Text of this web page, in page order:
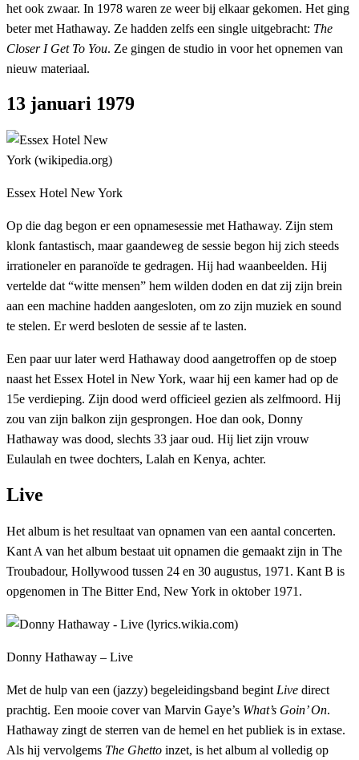
het ook zwaar. In 1978 waren ze weer bij elkaar gekomen. Het ging
beter met Hathaway. Ze hadden zelfs een single uitgebracht: The
Closer I Get To You. Ze gingen de studio in voor het opnemen van
nieuw materiaal.
13 januari 1979
Essex Hotel New York
Op die dag begon er een opnamesessie met Hathaway. Zijn stem
klonk fantastisch, maar gaandeweg de sessie begon hij zich steeds
irrationeler en paranoïde te gedragen. Hij had waanbeelden. Hij
vertelde dat “witte mensen” hem wilden doden en dat zij zijn brein
aan een machine hadden aangesloten, om zo zijn muziek en sound
te stelen. Er werd besloten de sessie af te lasten.
Een paar uur later werd Hathaway dood aangetroffen op de stoep
naast het Essex Hotel in New York, waar hij een kamer had op de
15e verdieping. Zijn dood werd officieel gezien als zelfmoord. Hij
zou van zijn balkon zijn gesprongen. Hoe dan ook, Donny
Hathaway was dood, slechts 33 jaar oud. Hij liet zijn vrouw
Eulaulah en twee dochters, Lalah en Kenya, achter.
Live
Het album is het resultaat van opnamen van een aantal concerten.
Kant A van het album bestaat uit opnamen die gemaakt zijn in The
Troubadour, Hollywood tussen 24 en 30 augustus, 1971. Kant B is
opgenomen in The Bitter End, New York in oktober 1971.
Donny Hathaway – Live
Met de hulp van een (jazzy) begeleidingsband begint Live direct
prachtig. Een mooie cover van Marvin Gaye’s What’s Goin’ On.
Hathaway zingt de sterren van de hemel en het publiek is in extase.
Als hij vervolgems The Ghetto inzet, is het album al volledig op